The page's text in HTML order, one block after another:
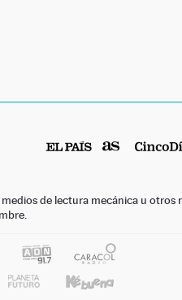
de lectura mecánica u